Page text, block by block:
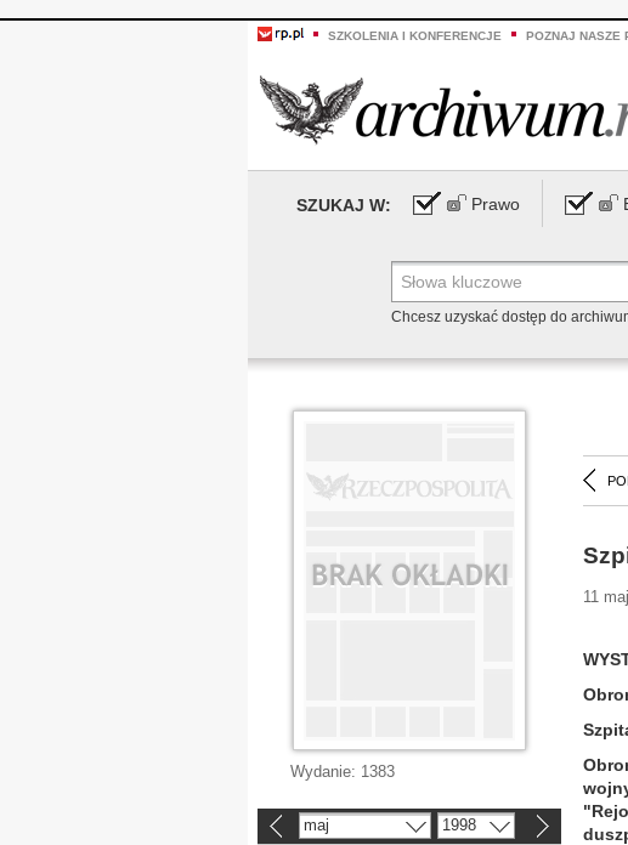
SZKOLENIA I KONFERENCJE POZNAJ NASZE
SZUKAJ W: Prawo
Chcesz uzyskać dostęp do
11
Wydanie: 1383
maj 1998